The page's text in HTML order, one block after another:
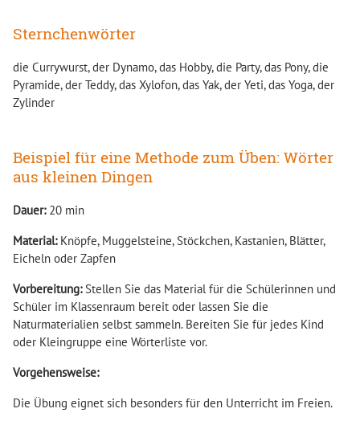
Sternchenwörter
die Currywurst, der Dynamo, das Hobby, die Party, das Pony, die
Pyramide, der Teddy, das Xylofon, das Yak, der Yeti, das Yoga, der
Zylinder
Beispiel für eine Methode zum Üben: Wörter
aus kleinen Dingen
Dauer:20 min
Material:Knöpfe, Muggelsteine, Stöckchen, Kastanien, Blätter,
Eicheln oder Zapfen
Vorbereitung:Stellen Sie das Material für die Schülerinnen und
Schüler im Klassenraum bereit oder lassen Sie die
Naturmaterialien selbst sammeln. Bereiten Sie für jedes Kind
oder Kleingruppe eine Wörterliste vor.
Vorgehensweise:
Die Übung eignet sich besonders für den Unterricht im Freien.